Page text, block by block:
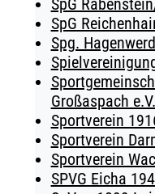
SpG
SpG
Spg.
Großaspach e.V.
Sportverein
Sportverein
Sportverein
SPVG Eicha